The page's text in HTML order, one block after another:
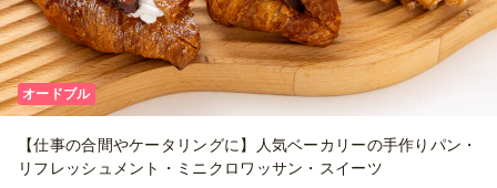
オードブル
【仕事の合間やケータリングに】人気ベーカリーの手作りパン・
リフレッシュメント・ミニクロワッサン・スイーツ